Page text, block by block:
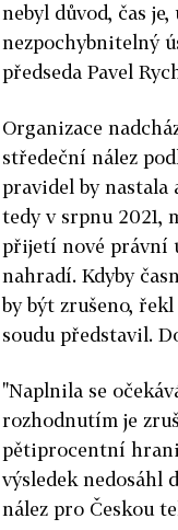
nebyl důvod, čas je,
nezpochybnitelný
předseda Pavel
Organizace
středeční nález
pravidel by
tedy v srpnu
přijetí nové právní
nahradí. Kdyby
by být zrušeno,
soudu představil.
"Naplnila se
rozhodnutím je
pětiprocentní
výsledek nedosáhl
nález pro Českou